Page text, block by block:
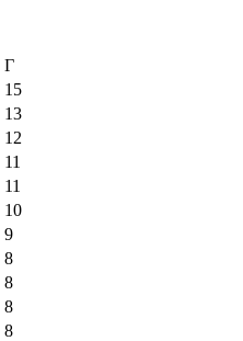
Г
15
13
12
11
11
10
9
8
8
8
8